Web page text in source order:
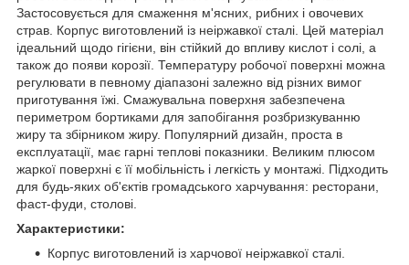
Застосовується для смаження м'ясних, рибних і овочевих
страв. Корпус виготовлений із неіржавкої сталі. Цей матеріал
ідеальний щодо гігієни, він стійкий до впливу кислот і солі, а
також до появи корозії. Температуру робочої поверхні можна
регулювати в певному діапазоні залежно від різних вимог
приготування їжі. Смажувальна поверхня забезпечена
периметром бортиками для запобігання розбризкуванню
жиру та збірником жиру. Популярний дизайн, проста в
експлуатації, має гарні теплові показники. Великим плюсом
жаркої поверхні є її мобільність і легкість у монтажі. Підходить
для будь-яких об'єктів громадського харчування: ресторани,
фаст-фуди, столові.
Характеристики:
Корпус виготовлений із харчової неіржавкої сталі.